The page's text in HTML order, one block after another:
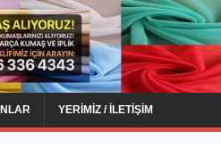
YERIMIZ / İLETIŞIM